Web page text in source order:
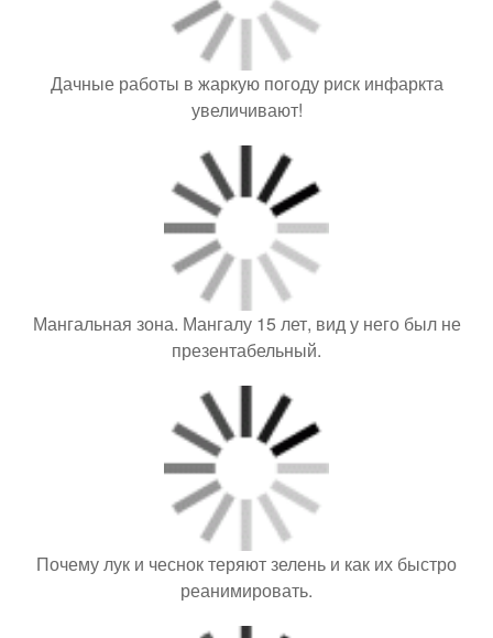
Дачные работы в жаркую погоду риск инфаркта
увеличивают!
Мангальная зона. Мангалу 15 лет, вид у него был не
презентабельный.
Почему лук и чеснок теряют зелень и как их быстро
реанимировать.